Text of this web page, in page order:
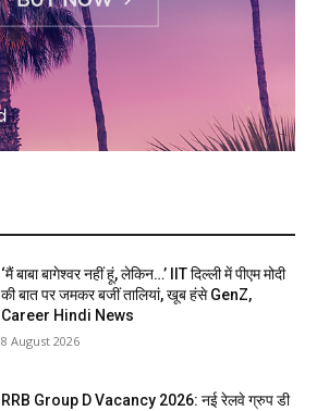
‘मैं बाबा बागेश्वर नहीं हूं, लेकिन…’ IIT दिल्ली में पीएम मोदी
की बात पर जमकर बजीं तालियां, खूब हंसे GenZ,
Career Hindi News
8 August 2026
RRB Group D Vacancy 2026: नई रेलवे ग्रुप डी